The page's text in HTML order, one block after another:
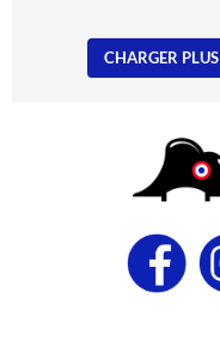
CHARGER PLUS